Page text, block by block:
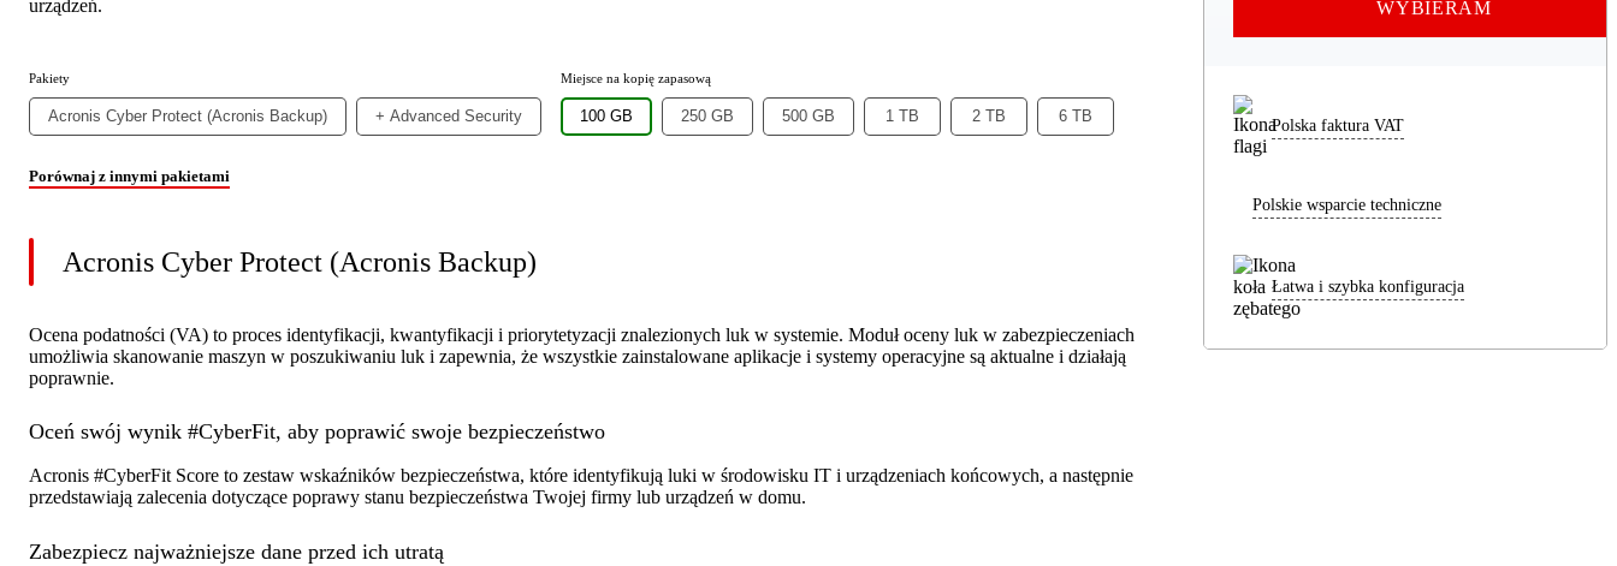
urządzeń.
Pakiety
Acronis Cyber Protect (Acronis Backup) + Advanced Security
Miejsce na kopię zapasową
100 GB 250 GB 500 GB 1 TB 2 TB 6 TB
Porównaj z innymi pakietami
Acronis Cyber Protect (Acronis Backup)
Ocena podatności (VA) to proces identyfikacji, kwantyfikacji i priorytetyzacji znalezionych luk w systemie. Moduł oceny luk w zabezpieczeniach
umożliwia skanowanie maszyn w poszukiwaniu luk i zapewnia, że wszystkie zainstalowane aplikacje i systemy operacyjne są aktualne i działają
poprawnie.
Oceń swój wynik #CyberFit, aby poprawić swoje bezpieczeństwo
Acronis #CyberFit Score to zestaw wskaźników bezpieczeństwa, które identyfikują luki w środowisku IT i urządzeniach końcowych, a następnie
przedstawiają zalecenia dotyczące poprawy stanu bezpieczeństwa Twojej firmy lub urządzeń w domu.
Zabezpiecz najważniejsze dane przed ich utratą
WYBIERAM
Polska faktura VAT
Polskie wsparcie techniczne
Łatwa i szybka konfiguracja